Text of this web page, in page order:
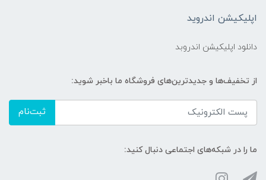
اپلیکیشن اندروید
دانلود اپلیکیشن اندروبد
از تخفیف‌ها و جدیدترین‌های فروشگاه ما باخبر شوید:
ثبت‌نام
ما را در شبکه‌های اجتماعی دنبال کنید: